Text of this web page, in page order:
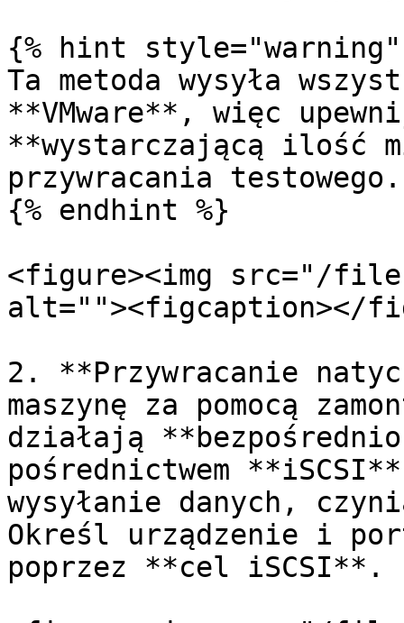
{% hint style="warning"
Ta metoda wysyła
**VMware**, więc
**wystarczającą ilość
przywracania testowego.
{% endhint %}
<figure><img src="/files/
alt=""><figcaption></
2. **Przywracanie
maszynę za pomocą
działają
pośrednictwem
wysyłanie danych,
Określ urządzenie i
poprzez **cel iSCSI**.